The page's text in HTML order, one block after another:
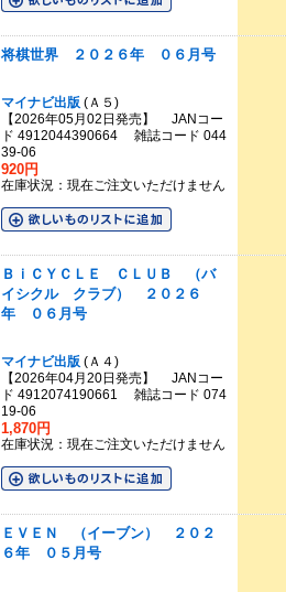
将棋世界 ２０２６年 ０６月号
マイナビ出版(Ａ５)
【2026年05月02日発売】 JANコー
ド 4912044390664 雑誌コード 044
39-06
920円
在庫状況：現在ご注文いただけません
ＢｉＣＹＣＬＥ ＣＬＵＢ （バ
イシクル クラブ） ２０２６
年 ０６月号
マイナビ出版(Ａ４)
【2026年04月20日発売】 JANコー
ド 4912074190661 雑誌コード 074
19-06
1,870円
在庫状況：現在ご注文いただけません
ＥＶＥＮ （イーブン） ２０２
６年 ０５月号